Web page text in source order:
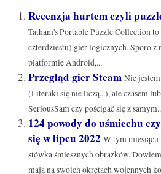
Recenzja hurtem czyli
Tatham's Portable Puzzle Collection
czterdziestu) gier logicznych. Sporo z
platformie Android,...
Przegląd gier Steam Nie
(Literaki się nie liczą...), ale czasem
SeriousSam czy pościgać się z
124 powody do uśmiechu
się w lipcu 2022 W tym miesiącu
stówka śmiesznych obrazków.
mają na swoich okrętach wojennych